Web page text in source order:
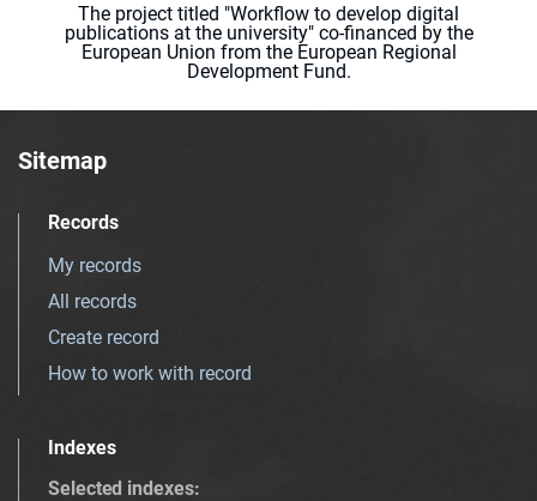
The project titled "Workflow to develop digital
publications at the university" co-financed by the
European Union from the European Regional
Development Fund.
Sitemap
Records
My records
All records
Create record
How to work with record
Indexes
Selected indexes: